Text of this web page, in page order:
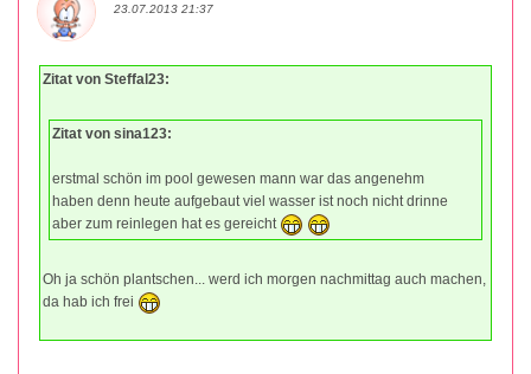
23.07.2013 21:37
Zitat von Steffal23:
Zitat von sina123:
erstmal schön im pool gewesen mann war das angenehm
haben denn heute aufgebaut viel wasser ist noch nicht drinne
aber zum reinlegen hat es gereicht
Oh ja schön plantschen... werd ich morgen nachmittag auch machen,
da hab ich frei